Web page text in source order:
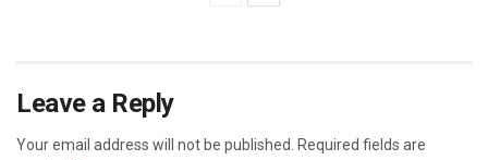
Leave a Reply
Your email address will not be published. Required fields are